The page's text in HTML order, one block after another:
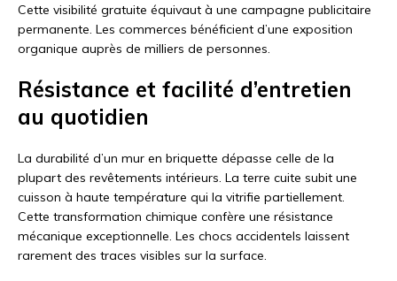
Cette visibilité gratuite équivaut à une campagne publicitaire
permanente. Les commerces bénéficient d’une exposition
organique auprès de milliers de personnes.
Résistance et facilité d’entretien
au quotidien
La durabilité d’un mur en briquette dépasse celle de la
plupart des revêtements intérieurs. La terre cuite subit une
cuisson à haute température qui la vitrifie partiellement.
Cette transformation chimique confère une résistance
mécanique exceptionnelle. Les chocs accidentels laissent
rarement des traces visibles sur la surface.